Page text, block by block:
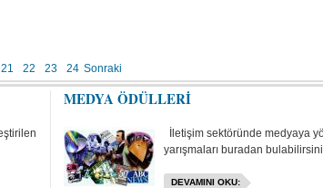
21 22 23 24 Sonraki
MEDYA ÖDÜLLERİ
İletişim sektöründe medyaya
yarışmaları buradan
DEVAMINI OKU: